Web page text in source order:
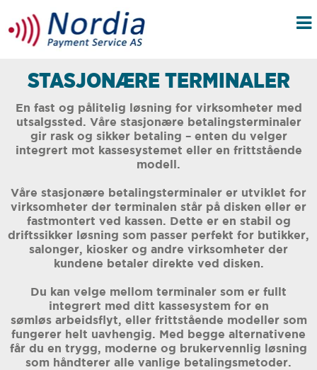
STASJONÆRE TERMINALER
En fast og pålitelig løsning for virksomheter med
utsalgssted. Våre stasjonære betalingsterminaler
gir rask og sikker betaling – enten du velger
integrert mot kassesystemet eller en frittstående
modell.
Våre stasjonære betalingsterminaler er utviklet for
virksomheter der terminalen står på disken eller er
fastmontert ved kassen. Dette er en stabil og
driftssikker løsning som passer perfekt for butikker,
salonger, kiosker og andre virksomheter der
kundene betaler direkte ved disken.
Du kan velge mellom terminaler som er fullt
integrert med ditt kassesystem for en
sømløs arbeidsflyt, eller frittstående modeller som
fungerer helt uavhengig. Med begge alternativene
får du en trygg, moderne og brukervennlig løsning
som håndterer alle vanlige betalingsmetoder.